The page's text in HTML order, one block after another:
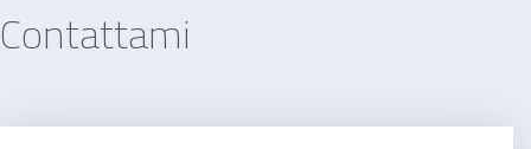
Unghia Incarnita
Contattami